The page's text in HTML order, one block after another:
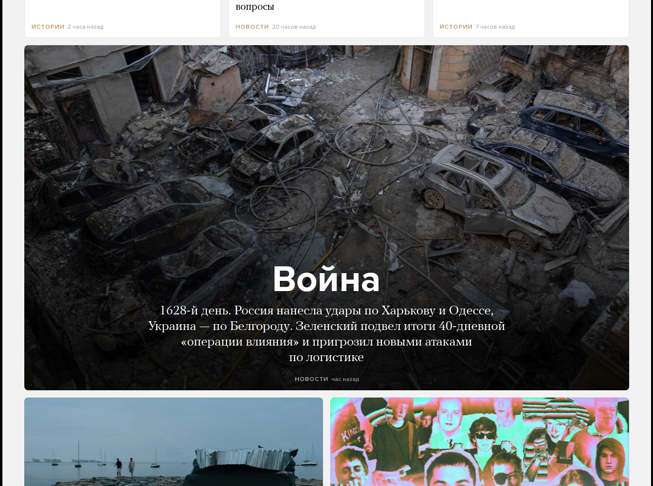
ИСТОРИИ 2 часа назад
вопросы
НОВОСТИ 20 часов назад ИСТОРИИ 7 часов назад
Война
1628-й день. Россия нанесла удары по Харькову и Одессе,
Украина — по Белгороду. Зеленский подвел итоги 40-дневной
«операции влияния» и пригрозил новыми атаками
по логистике
НОВОСТИ час назад